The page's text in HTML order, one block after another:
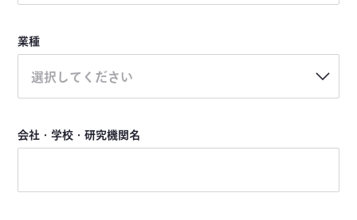
業種
選択してください
会社・学校・研究機関名